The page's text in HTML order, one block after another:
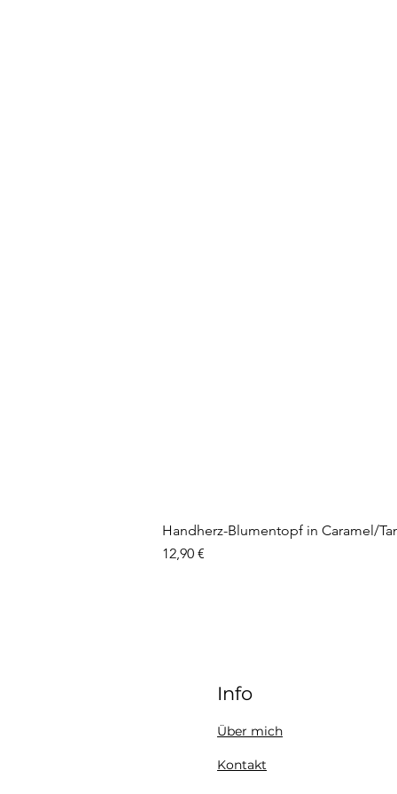
Handherz-Blumentopf in Caramel/
Preis
12,90 €
Info
Über mich
Kontakt